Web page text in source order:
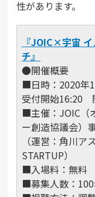
性があります。
『JOIC×宇宙
チ』
●開催概要
■日時：2020年
受付開始16:20
■主催：JOIC（
ー創造協議会）
（運営：角川ア
STARTUP）
■入場料：無料
■募集人数：